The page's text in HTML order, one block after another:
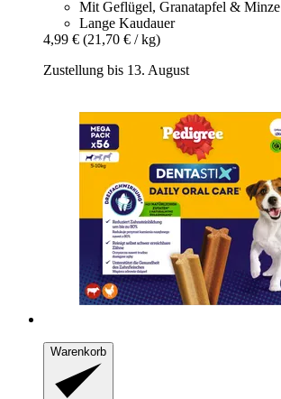
Mit Geflügel, Granatapfel & Minze
Lange Kaudauer
4,99 € (21,70 € / kg)
Zustellung bis 13. August
Warenkorb